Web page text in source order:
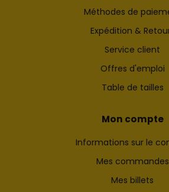
Méthodes de
Expédition &
Service client
Offres d'emploi
Table de tailles
Mon compte
Informations sur le
Mes commandes
Mes billets